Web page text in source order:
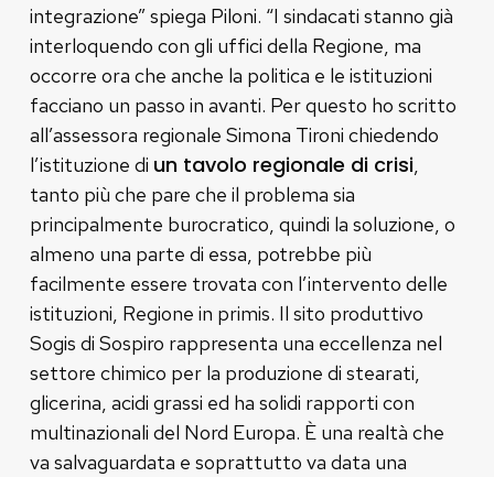
integrazione” spiega Piloni. “I sindacati stanno già
interloquendo con gli uffici della Regione, ma
occorre ora che anche la politica e le istituzioni
facciano un passo in avanti. Per questo ho scritto
all’assessora regionale Simona Tironi chiedendo
l’istituzione di un tavolo regionale di crisi,
tanto più che pare che il problema sia
principalmente burocratico, quindi la soluzione, o
almeno una parte di essa, potrebbe più
facilmente essere trovata con l’intervento delle
istituzioni, Regione in primis. Il sito produttivo
Sogis di Sospiro rappresenta una eccellenza nel
settore chimico per la produzione di stearati,
glicerina, acidi grassi ed ha solidi rapporti con
multinazionali del Nord Europa. È una realtà che
va salvaguardata e soprattutto va data una